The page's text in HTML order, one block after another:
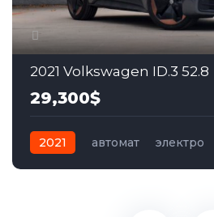
2021 Volkswagen ID.3 52.8
29,300$
2021 автомат электро